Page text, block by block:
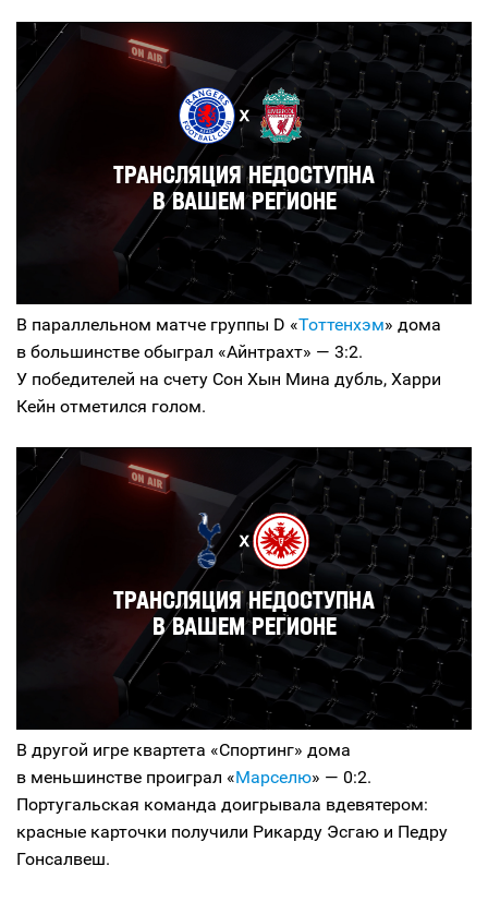
В параллельном матче группы D «Тоттенхэм» дома
в большинстве обыграл «Айнтрахт» — 3:2.
У победителей на счету Сон Хын Мина дубль, Харри
Кейн отметился голом.
В другой игре квартета «Спортинг» дома
в меньшинстве проиграл «Марселю» — 0:2.
Португальская команда доигрывала вдевятером:
красные карточки получили Рикарду Эсгаю и Педру
Гонсалвеш.